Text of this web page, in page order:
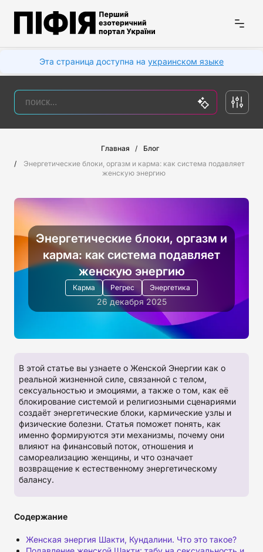
Эта страница доступна на украинском языке
Главная
Блог
Энергетические блоки, оргазм и карма: как система подавляет
женскую энергию
Энергетические блоки, оргазм и
карма: как система подавляет
женскую энергию
Карма Регрес Энергетика
26 декабря 2025
В этой статье вы узнаете о Женской Энергии как о
реальной жизненной силе, связанной с телом,
сексуальностью и эмоциями, а также о том, как её
блокирование системой и религиозными сценариями
создаёт энергетические блоки, кармические узлы и
физические болезни. Статья поможет понять, как
именно формируются эти механизмы, почему они
влияют на финансовый поток, отношения и
самореализацию женщины, и что означает
возвращение к естественному энергетическому
балансу.
Содержание
Женская энергия Шакти, Кундалини. Что это такое?